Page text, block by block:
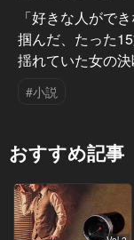
「好きな人がで
掴んだ、たった
揺れていた女の
#小説
おすすめ記事